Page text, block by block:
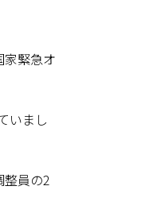
緊急オ
いまし
整員の2